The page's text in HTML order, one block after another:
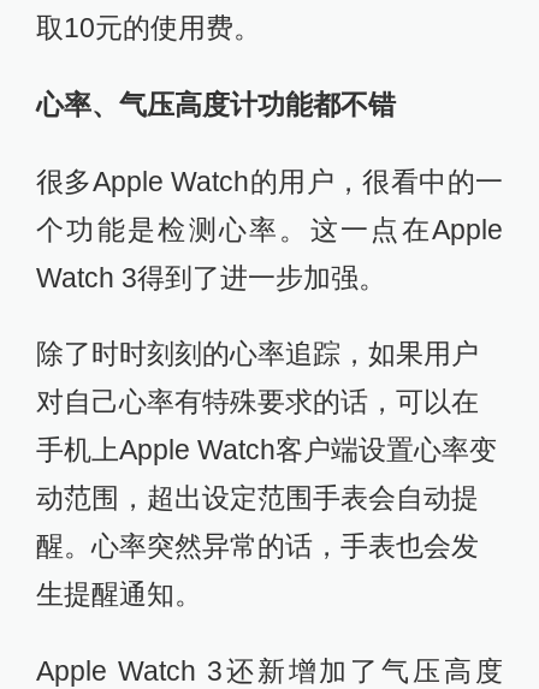
取10元的使用费。
心率、气压高度计功能都不错
很多Apple Watch的用户，很看中的一
个功能是检测心率。这一点在Apple
Watch 3得到了进一步加强。
除了时时刻刻的心率追踪，如果用户
对自己心率有特殊要求的话，可以在
手机上Apple Watch客户端设置心率变
动范围，超出设定范围手表会自动提
醒。心率突然异常的话，手表也会发
生提醒通知。
Apple Watch 3还新增加了气压高度